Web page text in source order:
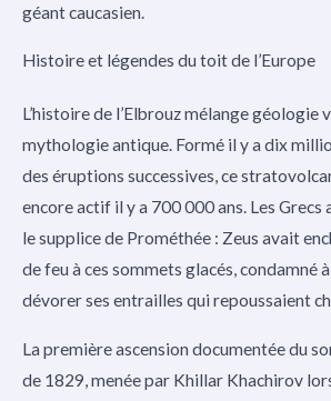
géant caucasien.
Histoire et légendes du toit de l’Europe
L’histoire de l’Elbrouz mélange géologie
mythologie antique. Formé il y a dix
des éruptions successives, ce
encore actif il y a 700 000 ans. Les Grecs
le supplice de Prométhée : Zeus avait
de feu à ces sommets glacés, condamné
dévorer ses entrailles qui repoussaient
La première ascension documentée du
de 1829, menée par Khillar Khachirov